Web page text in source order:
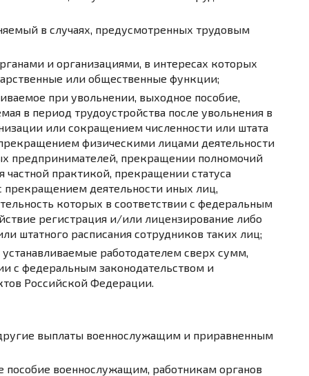
в случаях, предусмотренных трудовым
и организациями, в интересах которых
или общественные функции;
при увольнении, выходное пособие,
в период трудоустройства после увольнения в
или сокращением численности или штата
физическими лицами деятельности
предпринимателей, прекращении полномочий
практикой, прекращении статуса
прекращением деятельности иных лиц,
которых в соответствии с федеральным
регистрация и/или лицензирование либо
штатного расписания сотрудников таких лиц;
работодателем сверх сумм,
с федеральным законодательством и
Российской Федерации.
выплаты военнослужащим и приравненным
военнослужащим, работникам органов